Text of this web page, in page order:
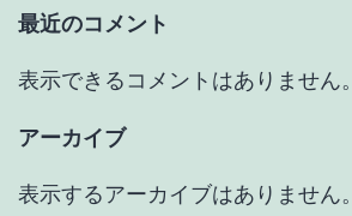
最近のコメント
表示できるコメントはありません。
アーカイブ
表示するアーカイブはありません。